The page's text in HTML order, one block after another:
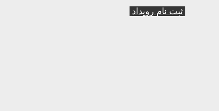
ثبت نام رویداد